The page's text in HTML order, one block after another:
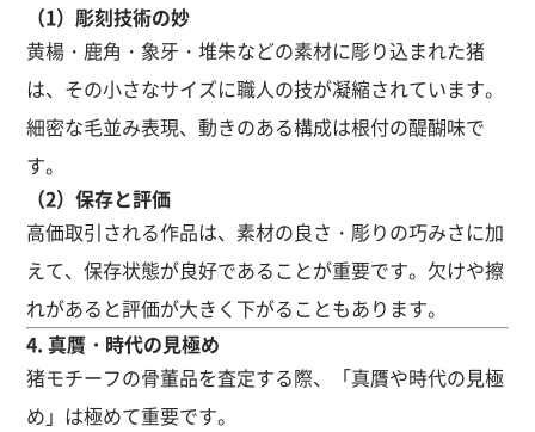
（1）彫刻技術の妙
黄楊・鹿角・象牙・堆朱などの素材に彫り込まれた猪
は、その小さなサイズに職人の技が凝縮されています。
細密な毛並み表現、動きのある構成は根付の醍醐味で
す。
（2）保存と評価
高価取引される作品は、素材の良さ・彫りの巧みさに加
えて、保存状態が良好であることが重要です。欠けや擦
れがあると評価が大きく下がることもあります。
4. 真贋・時代の見極め
猪モチーフの骨董品を査定する際、「真贋や時代の見極
め」は極めて重要です。